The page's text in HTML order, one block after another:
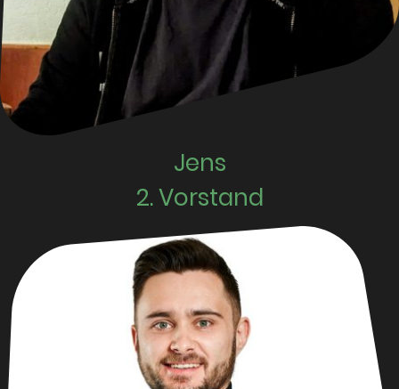
Jens
2. Vorstand